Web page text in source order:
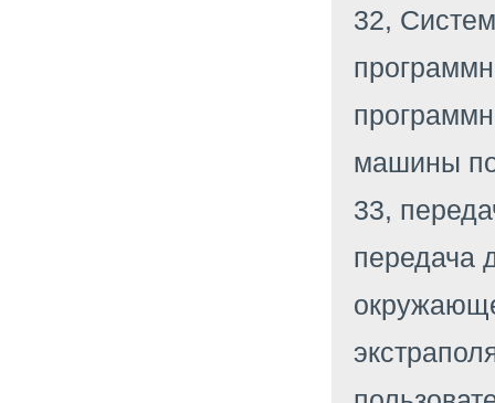
32,
машины
33,
передача